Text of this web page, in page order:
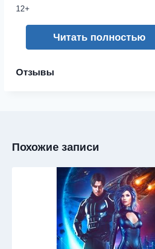
12+
Читать полностью
Отзывы
Похожие записи